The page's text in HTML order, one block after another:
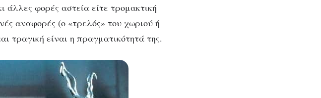
άλλες φορές αστεία είτε τρομακτική
αναφορές (ο «τρελός» του χωριού ή
τραγική είναι η πραγματικότητά της.